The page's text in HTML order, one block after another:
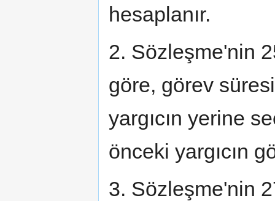
hesaplanır.
2. Sözleşme'nin
göre, görev
yargıcın yerine
önceki yargıcın
3. Sözleşme'nin